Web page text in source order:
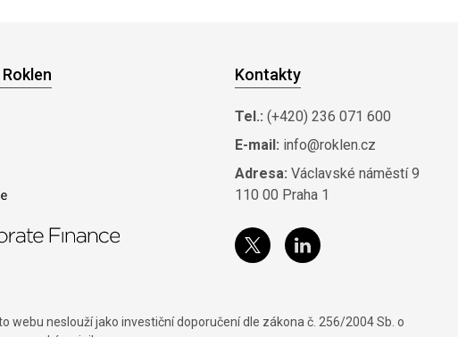
Kontakty
Tel.: (+420) 236 071 600
E-mail: info@roklen.cz
Adresa: Václavské náměstí 9
110 00 Praha 1
neslouží jako investiční doporučení dle zákona č. 256/2004 Sb. o